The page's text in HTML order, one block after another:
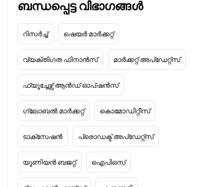
ബന്ധപ്പെട്ട വിഭാഗങ്ങൾ
റിസർച്ച് ഷെയർ മാർക്കറ്റ്
വ്യക്തിഗത ഫിനാൻസ് മാർക്കറ്റ് അപ്‌ഡേറ്റ്സ്
ഫ്യൂച്ചേഴ്സ് ആൻഡ് ഓപ്ഷൻസ്
ഗ്ലോബൽ മാർക്കറ്റ് കൊമോഡിറ്റീസ്
ടാക്‌സേഷൻ പ്രൊഡക്ട് അപ്‌ഡേറ്റ്സ്
യൂണിയൻ ബജറ്റ് ഐപിഒസ്